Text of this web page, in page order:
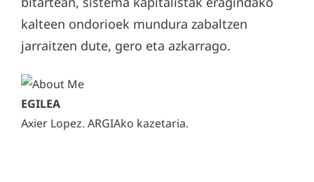
kalteen ondorioek mundura zabaltzen
jarraitzen dute, gero eta azkarrago.
Axier Lopez. ARGIAko kazetaria.